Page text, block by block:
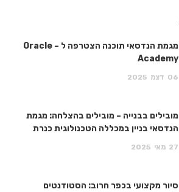
מגמת הנדסאי תוכנה הצטרפה ל – Oracle
Academy
06 דצמ 2025
מובילים בבנייה – מובילים בהצלחה: מגמת
הנדסאי בניין במכללה הטכנולוגית כנרת
27 מאי 2025
סיור מקצועי בכפר חרוב: הסטודנטים